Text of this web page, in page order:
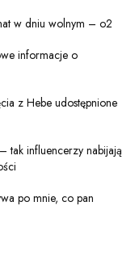
w dniu wolnym – o2
informacje o
z Hebe udostępnione
tak influencerzy nabijają
po mnie, co pan